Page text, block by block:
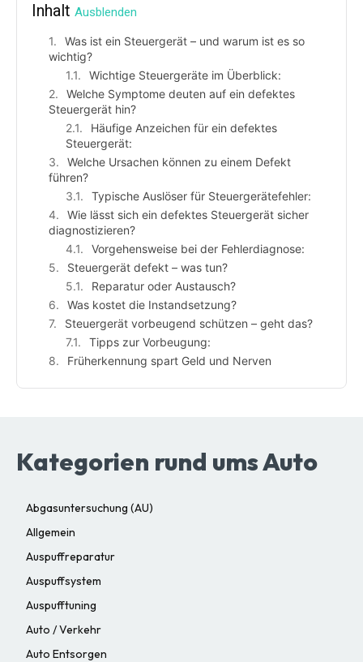
Inhalt Ausblenden
Was ist ein Steuergerät – und warum ist es so
wichtig?
Wichtige Steuergeräte im Überblick:
Welche Symptome deuten auf ein defektes
Steuergerät hin?
Häufige Anzeichen für ein defektes
Steuergerät:
Welche Ursachen können zu einem Defekt
führen?
Typische Auslöser für Steuergerätefehler:
Wie lässt sich ein defektes Steuergerät sicher
diagnostizieren?
Vorgehensweise bei der Fehlerdiagnose:
Steuergerät defekt – was tun?
Reparatur oder Austausch?
Was kostet die Instandsetzung?
Steuergerät vorbeugend schützen – geht das?
Tipps zur Vorbeugung:
Früherkennung spart Geld und Nerven
Kategorien rund ums Auto
Abgasuntersuchung (AU)
Allgemein
Auspuffreparatur
Auspuffsystem
Auspufftuning
Auto / Verkehr
Auto Entsorgen